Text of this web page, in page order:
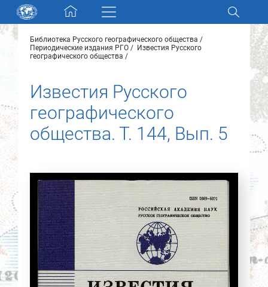
Skip navigation
Разделы и коллекции
Новости
О нас
Контакты
Партнеры
Библиотека Русского географического общества
Периодические издания РГО
Известия Русского
географического общества
Известия Русского
географического
общества. Т. 144, Вып. 5